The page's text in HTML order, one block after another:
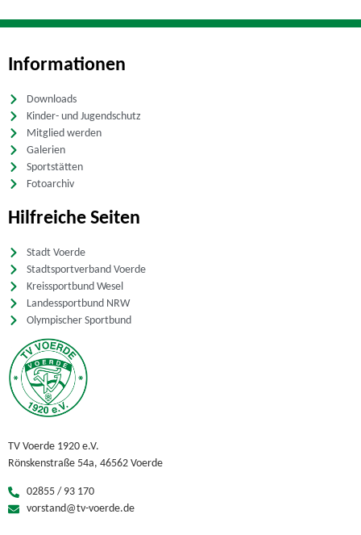
Informationen
Downloads
Kinder- und Jugendschutz
Mitglied werden
Galerien
Sportstätten
Fotoarchiv
Hilfreiche Seiten
Stadt Voerde
Stadtsportverband Voerde
Kreissportbund Wesel
Landessportbund NRW
Olympischer Sportbund
TV Voerde 1920 e.V.
Rönskenstraße 54a, 46562 Voerde
02855 / 93 170
vorstand@tv-voerde.de